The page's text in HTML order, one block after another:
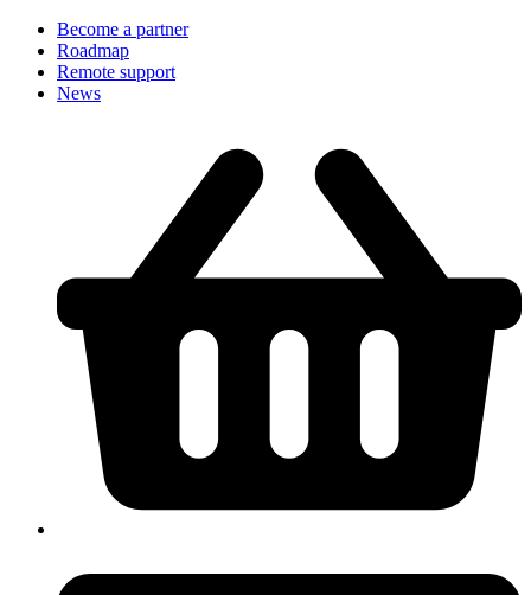
Become a partner
Roadmap
Remote support
News